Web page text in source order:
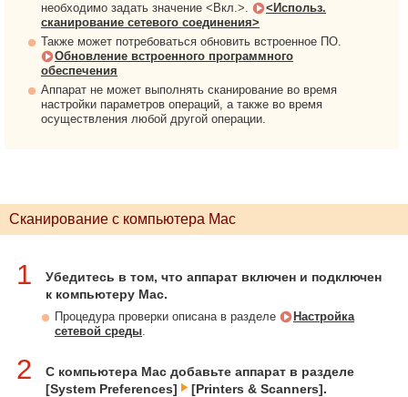
необходимо задать значение <Вкл.>.
<Использ.
сканирование сетевого соединения>
Также может потребоваться обновить встроенное ПО.
Обновление встроенного программного
обеспечения
Аппарат не может выполнять сканирование во время
настройки параметров операций, а также во время
осуществления любой другой операции.
Сканирование с компьютера Mac
1
Убедитесь в том, что аппарат включен и подключен
к компьютеру Mac.
Процедура проверки описана в разделе
Настройка
сетевой среды.
2
С компьютера Mac добавьте аппарат в разделе
[System Preferences]
[Printers & Scanners].